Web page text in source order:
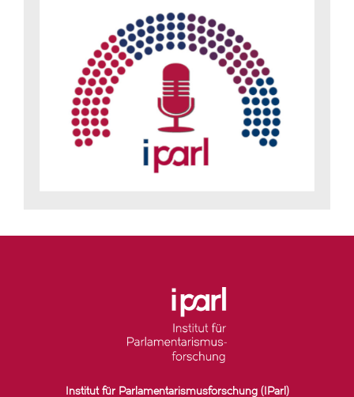
Institut für Parlamentarismusforschung (IParl)